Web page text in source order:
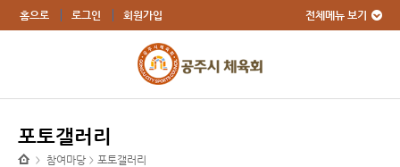
홈으로 로그인 회원가입 전체메뉴 보기
포토갤러리
> 참여마당 > 포토갤러리